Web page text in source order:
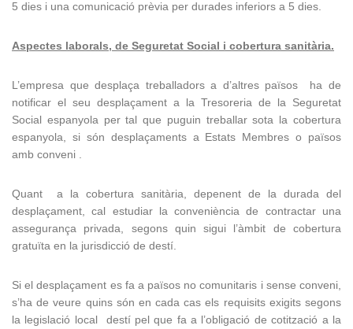
5 dies i una comunicació prèvia per durades inferiors a 5 dies.
Aspectes laborals, de Seguretat Social i cobertura sanitària.
L’empresa que desplaça treballadors a d’altres països ha de
notificar el seu desplaçament a la Tresoreria de la Seguretat
Social espanyola per tal que puguin treballar sota la cobertura
espanyola, si són desplaçaments a Estats Membres o països
amb conveni .
Quant a la cobertura sanitària, depenent de la durada del
desplaçament, cal estudiar la conveniència de contractar una
assegurança privada, segons quin sigui l’àmbit de cobertura
gratuïta en la jurisdicció de destí.
Si el desplaçament es fa a països no comunitaris i sense conveni,
s’ha de veure quins són en cada cas els requisits exigits segons
la legislació local destí pel que fa a l’obligació de cotització a la